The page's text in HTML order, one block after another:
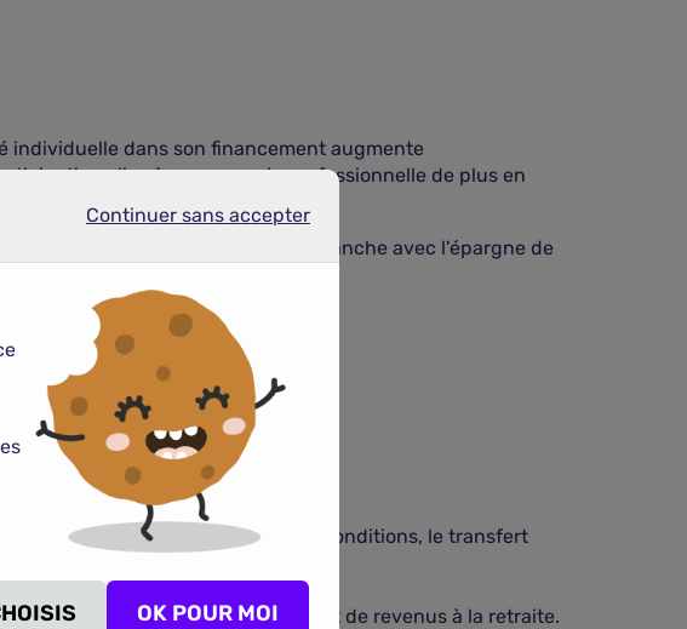
individuelle dans son financement augmente
aligné avec une vie professionnelle de plus en
futur financier. Cette logique tranche avec l'épargne de
retrait anticipé est autorisé sous conditions, le transfert
un mix des deux.
pour bénéficier d’un complément de revenus à la retraite.
Continuer sans accepter
OK POUR MOI
Continuer sans accepter